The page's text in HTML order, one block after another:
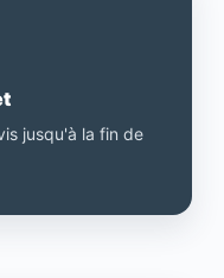
jusqu'à la fin de